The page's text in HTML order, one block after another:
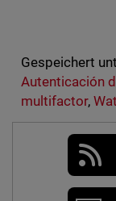
Gespeichert
Autenticación
multifactor,